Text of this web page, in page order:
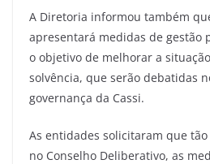
A Diretoria informou também
apresentará medidas de gestão
o objetivo de melhorar a
solvência, que serão debatidas
governança da Cassi.
As entidades solicitaram que
no Conselho Deliberativo, as